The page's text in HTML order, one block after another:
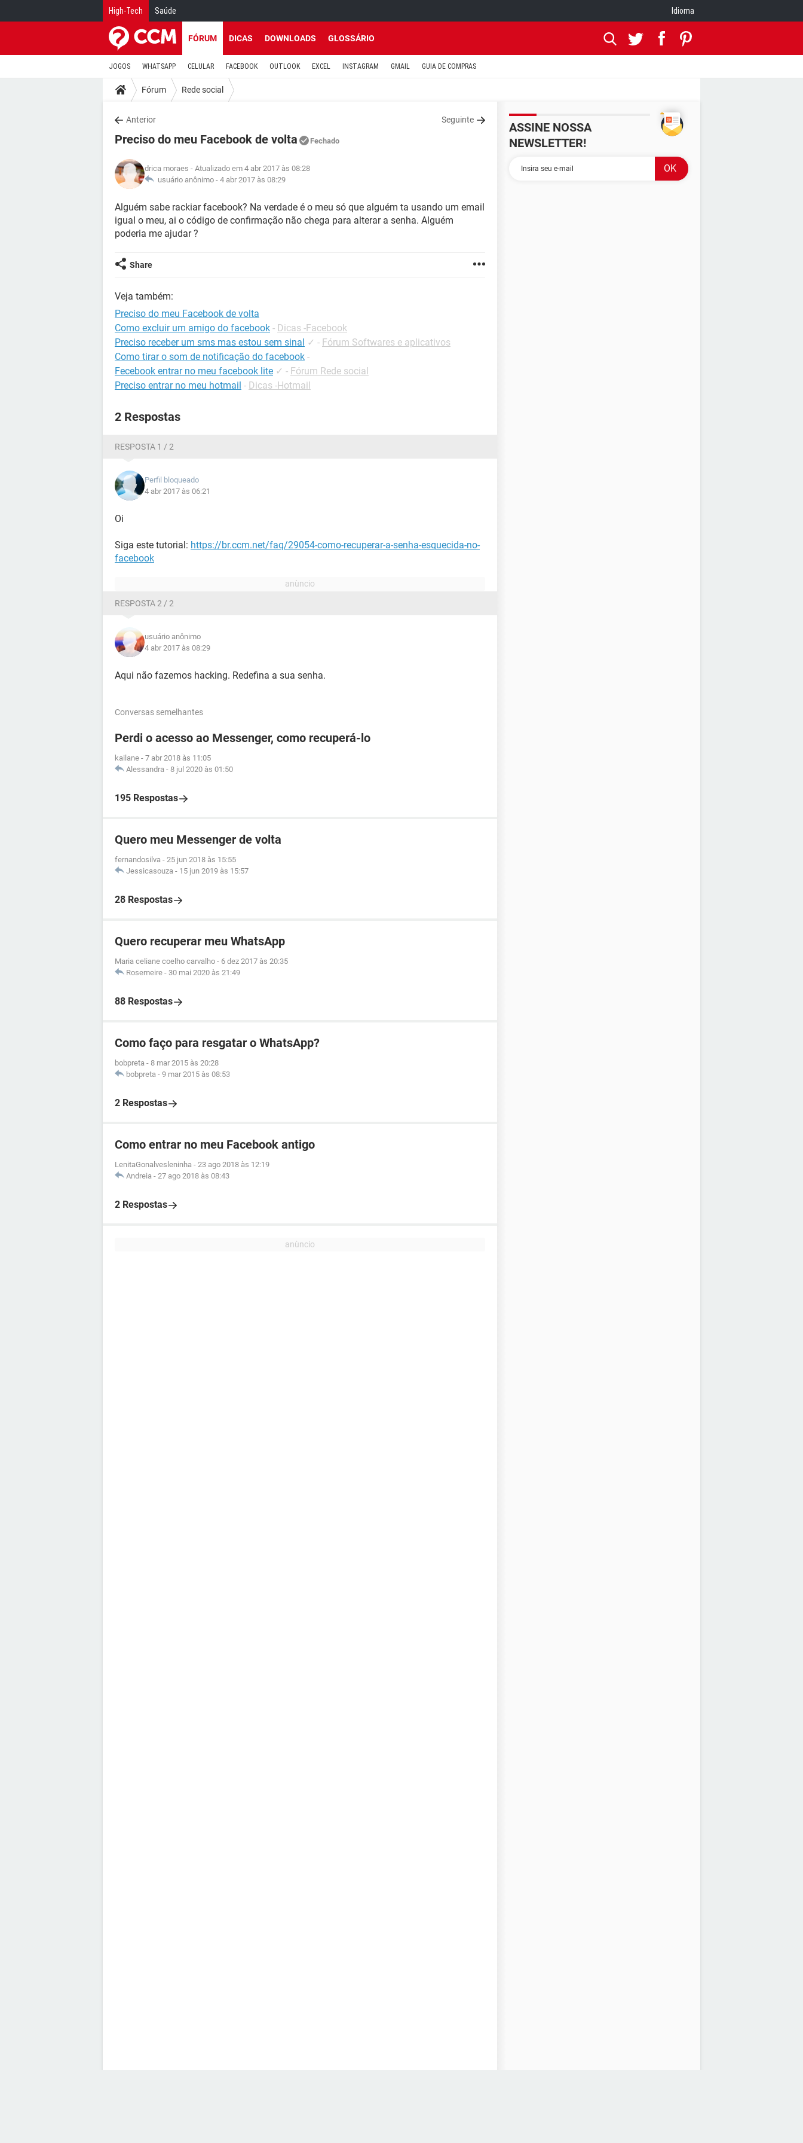
High-Tech Saúde Idioma
FÓRUM DICAS DOWNLOADS GLOSSÁRIO
JOGOS WHATSAPP CELULAR FACEBOOK OUTLOOK EXCEL INSTAGRAM GMAIL GUIA DE COMPRAS
Fórum Rede social
Anterior Seguinte
Preciso do meu Facebook de volta Fechado
drica moraes - Atualizado em 4 abr 2017 às 08:28
usuário anônimo - 4 abr 2017 às 08:29
Alguém sabe rackiar facebook? Na verdade é o meu só que alguém ta usando um email
igual o meu, ai o código de confirmação não chega para alterar a senha. Alguém
poderia me ajudar ?
Share
Veja também:
Preciso do meu Facebook de volta
Como excluir um amigo do facebook - Dicas -Facebook
Preciso receber um sms mas estou sem sinal ✓ - Fórum Softwares e aplicativos
Como tirar o som de notificação do facebook -
Fecebook entrar no meu facebook lite ✓ - Fórum Rede social
Preciso entrar no meu hotmail - Dicas -Hotmail
2 Respostas
RESPOSTA 1 / 2
Perfil bloqueado
4 abr 2017 às 06:21
Oi
Siga este tutorial: https://br.ccm.net/faq/29054-como-recuperar-a-senha-esquecida-no-
facebook
RESPOSTA 2 / 2
usuário anônimo
4 abr 2017 às 08:29
Aqui não fazemos hacking. Redefina a sua senha.
Conversas semelhantes
Perdi o acesso ao Messenger, como recuperá-lo
kailane - 7 abr 2018 às 11:05
Alessandra - 8 jul 2020 às 01:50
195 Respostas
Quero meu Messenger de volta
fernandosilva - 25 jun 2018 às 15:55
Jessicasouza - 15 jun 2019 às 15:57
28 Respostas
Quero recuperar meu WhatsApp
Maria celiane coelho carvalho - 6 dez 2017 às 20:35
Rosemeire - 30 mai 2020 às 21:49
88 Respostas
Como faço para resgatar o WhatsApp?
bobpreta - 8 mar 2015 às 20:28
bobpreta - 9 mar 2015 às 08:53
2 Respostas
Como entrar no meu Facebook antigo
LenitaGonalvesleninha - 23 ago 2018 às 12:19
Andreia - 27 ago 2018 às 08:43
2 Respostas
ASSINE NOSSA
NEWSLETTER!